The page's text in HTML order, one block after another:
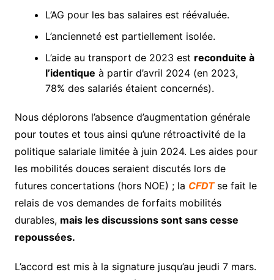
L’AG pour les bas salaires est réévaluée.
L’ancienneté est partiellement isolée.
L’aide au transport de 2023 est reconduite à
l’identique à partir d’avril 2024 (en 2023,
78% des salariés étaient concernés).
Nous déplorons l’absence d’augmentation générale
pour toutes et tous ainsi qu’une rétroactivité de la
politique salariale limitée à juin 2024. Les aides pour
les mobilités douces seraient discutés lors de
futures concertations (hors NOE) ; la CFDT se fait le
relais de vos demandes de forfaits mobilités
durables, mais les discussions sont sans cesse
repoussées.
L’accord est mis à la signature jusqu’au jeudi 7 mars.